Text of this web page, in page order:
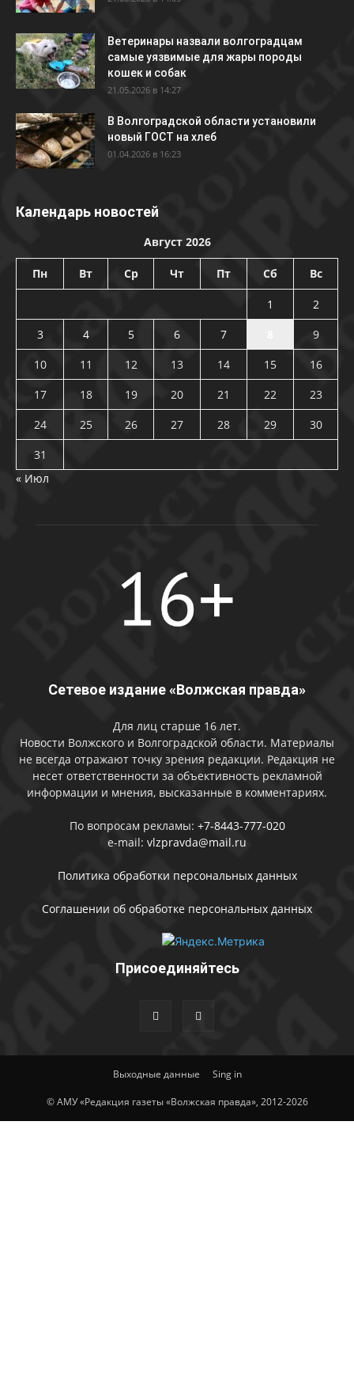
Ветеринары назвали волгоградцам
самые уязвимые для жары породы
кошек и собак
21.05.2026 в 14:27
В Волгоградской области установили
новый ГОСТ на хлеб
01.04.2026 в 16:23
Календарь новостей
Август 2026
Пн Вт Ср Чт Пт Сб Вс
1
2
3
4 5 6 7
9
10
11 12 13 14 15
16
17
18 19 20 21 22
23
24
25 26 27 28 29
30
31
« Июл
Сетевое издание «Волжская правда»
Для лиц старше 16 лет.
Новости Волжского и Волгоградской области. Материалы
не всегда отражают точку зрения редакции. Редакция не
несет ответственности за объективность рекламной
информации и мнения, высказанные в комментариях.
По вопросам рекламы: +7-8443-777-020
e-mail: vlzpravda@mail.ru
Политика обработки персональных данных
Соглашении об обработке персональных данных
Присоединяйтесь
Выходные данные Sing in
© АМУ «Редакция газеты «Волжская правда», 2012-2026